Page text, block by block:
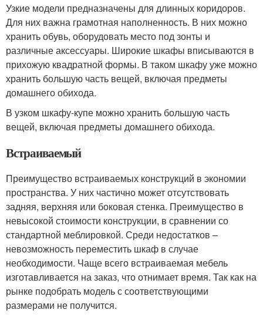
Узкие модели предназначены для длинных коридоров.
Для них важна грамотная наполненность. В них можно
хранить обувь, оборудовать место под зонты и
различные аксессуары. Широкие шкафы вписываются в
прихожую квадратной формы. В таком шкафу уже можно
хранить большую часть вещей, включая предметы
домашнего обихода.
В узком шкафу-купе можно хранить большую часть
вещей, включая предметы домашнего обихода.
Встраиваемый
Преимущество встраиваемых конструкций в экономии
пространства. У них частично может отсутствовать
задняя, верхняя или боковая стенка. Преимущество в
невысокой стоимости конструкции, в сравнении со
стандартной меблировкой. Среди недостатков –
невозможность переместить шкаф в случае
необходимости. Чаще всего встраиваемая мебель
изготавливается на заказ, что отнимает время. Так как на
рынке подобрать модель с соответствующими
размерами не получится.